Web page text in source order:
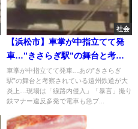
社会
【浜松市】車掌が中指立てて発
車…”きさらぎ駅”の舞台と考察
される遠州鉄道が大炎上
車掌が中指立てて発車…あの”きさらぎ
駅”の舞台と考察されている遠州鉄道が大
炎上…現場は「線路内侵入」「暴言」撮り
鉄マナー違反多発で電車も急ブ...